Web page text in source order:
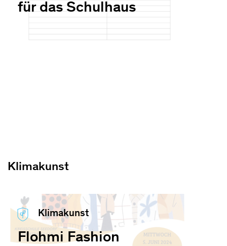
für das Schulhaus
Klimakunst
Klimakunst
Flohmi Fashion